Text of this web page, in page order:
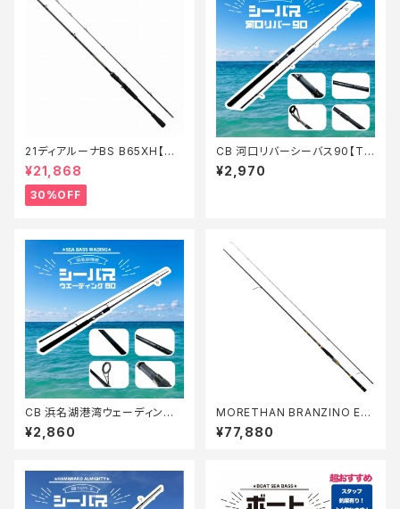
21ディアルーナBS B65XH【特
価ロッド】【30】
¥21,868
30%OFF
CB 河口リバーシーバス90【Tオ
リ】
¥2,970
CB 浜名湖港湾ウェーディング
シーバス80【Tオリ】
¥2,860
MORETHAN BRANZINO EX
AGS 93L/M S
¥77,880